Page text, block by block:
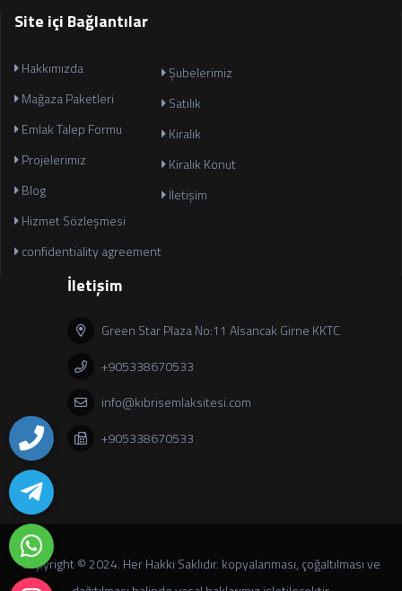
Site içi Bağlantılar
Hakkımızda
Mağaza Paketleri
Emlak Talep Formu
Projelerimiz
Blog
Hizmet Sözleşmesi
confidentiality agreement
Şubelerimiz
Satılık
Kiralık
Kiralık Konut
İletişim
İletişim
Green Star Plaza No:11 Alsancak Girne KKTC
+905338670533
info@kibrisemlaksitesi.com
+905338670533
Copyright © 2024. Her Hakkı Saklıdır. kopyalanması, çoğaltılması ve